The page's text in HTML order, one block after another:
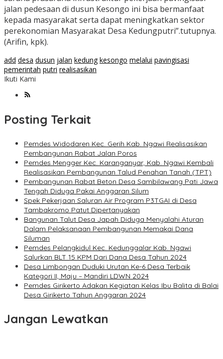
jalan pedesaan di dusun Kesongo ini bisa bermanfaat
kepada masyarakat serta dapat meningkatkan sektor
perekonomian Masyarakat Desa Kedungputri”.tutupnya.
(Arifin, kpk).
add desa dusun jalan kedung kesongo melalui pavingisasi
pemerintah putri realisasikan
Ikuti Kami
Posting Terkait
Pemdes Widodaren Kec. Gerih Kab. Ngawi Realisasikan
Pembangunan Rabat Jalan Poros
Pemdes Mengger Kec. Karanganyar, Kab. Ngawi Kembali
Realisasikan Pembangunan Talud Penahan Tanah (TPT)
Pembangunan Rabat Beton Desa Sambilawang Pati Jawa
Tengah Diduga Pakai Anggaran Silum
Spek Pekerjaan Saluran Air Program P3TGAI di Desa
Tambakromo Patut Dipertanyakan
Bangunan Talut Desa Japah Diduga Menyalahi Aturan
Dalam Pelaksanaan Pembangunan Memakai Dana
Siluman
Pemdes Pelangkidul Kec. Kedunggalar Kab. Ngawi
Salurkan BLT 15 KPM Dari Dana Desa Tahun 2024
Desa Limbongan Duduki Urutan Ke-6 Desa Terbaik
Kategori II, Maju – Mandiri LDWN 2024
Pemdes Girikerto Adakan Kegiatan Kelas Ibu Balita di Balai
Desa Girikerto Tahun Anggaran 2024
Jangan Lewatkan